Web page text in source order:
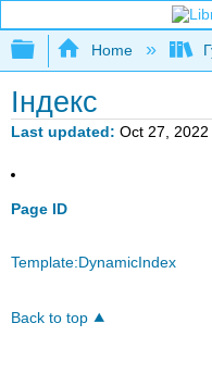
Expand/
Home
Індекс
Last updated Oct 27, 2022
Page ID
Template:DynamicIndex
Back to top